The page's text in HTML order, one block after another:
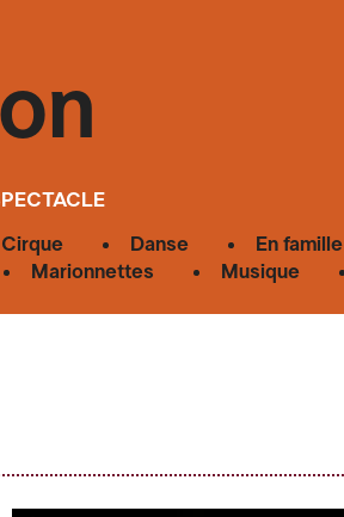
Cirque Danse En famille
Marionnettes Musique